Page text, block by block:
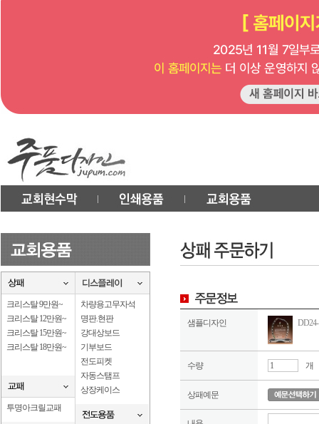
크리스탈 9만원~
크리스탈 12만원~
크리스탈 15만원~
크리스탈 18만원~
투명아크릴교패
차량용고무자석
명판.현판
강대상보드
기부보드
전도피켓
자동스탬프
상장케이스
샘플디자인
수량 개
상패예문